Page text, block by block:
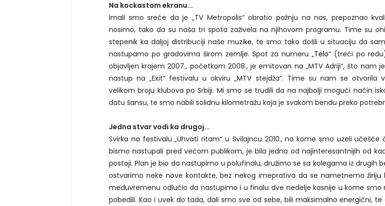
Na kockastom ekranu...
Imali smo sreće da je „TV Metropolis“ obratio pažnju na nas, prepoznao
nosimo, tako da su naša tri spota zaživela na njihovom programu. Time su
stepenik ka daljoj distribuciji naše muzike, te smo tako došli u situaciju da
nastupamo po gradovima širom zemlje. Spot za numeru „Telo“ (treći po
objavljen krajem 2007., početkom 2008., je emitovan na „MTV Adriji“, što nam
nastup na „Exit“ festivalu u okviru „MTV stejdža“. Time su nam se otvorila
velikom broju klubova po Srbiji. Mi smo se trudili da na najbolji mogući način
datu šansu, te smo nabili solidnu kilometražu koja je svakom bendu preko
Jedna stvar vodi ka drugoj...
Svirka na festivalu „Uhvati ritam“ u Svilajncu 2010., na kome smo uzeli učešće
bismo nastupali pred većom publikom, je bila jedna od najinteresantnijih od
postoji. Plan je bio da nastupimo u polufinalu, družimo se sa kolegama iz drugih
ostvarimo neke nove kontakte, bez nekog imeprativa da se nametnemo žiriju
međuvremenu odlučio da nastupimo i u finalu dve nedelje kasnije u kome smo
pobedili. Kao i uvek do tada, dali smo sve od sebe, bili maksimalno energični, te